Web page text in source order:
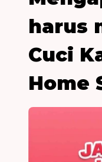
harus
Cuci
Home